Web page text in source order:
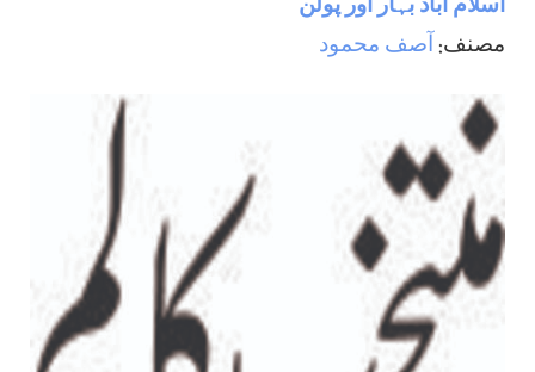
اسلام آباد بہار اور پولن
مصنف: آصف محمود